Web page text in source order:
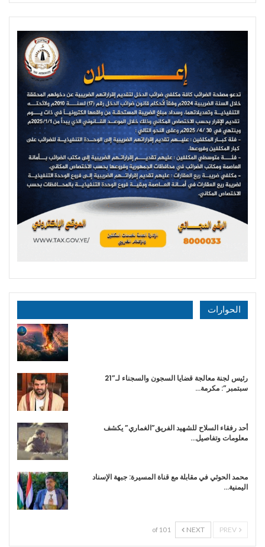
الحوارات
رئيس لجنة معالجة قضايا السجون والسجناء لـ”21
سبتمبر”: مكرمة…
أحد رفقاء السلاح للشهيد الفريق”الغماري” يكشف
معلومات وتفاصيل…
محمد الحوثي في مقابلة مع قناة المسيرة: جبهة الإسناد
اليمنية…
NEXT
1 of 10